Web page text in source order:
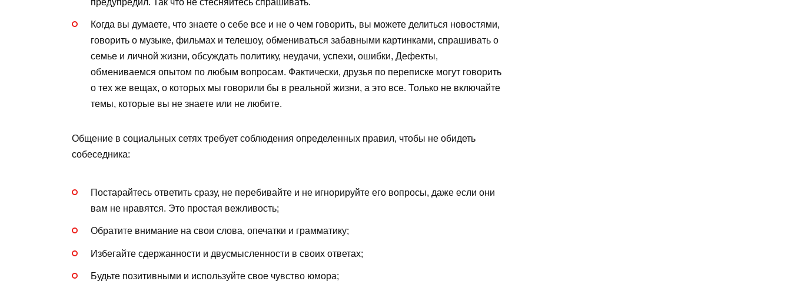
Когда вы думаете, что знаете о себе все и не о чем говорить, вы можете делиться новостями,
говорить о музыке, фильмах и телешоу, обмениваться забавными картинками, спрашивать о
семье и личной жизни, обсуждать политику, неудачи, успехи, ошибки, Дефекты,
обмениваемся опытом по любым вопросам. Фактически, друзья по переписке могут говорить
о тех же вещах, о которых мы говорили бы в реальной жизни, а это все. Только не включайте
темы, которые вы не знаете или не любите.
Общение в социальных сетях требует соблюдения определенных правил, чтобы не обидеть
собеседника:
Постарайтесь ответить сразу, не перебивайте и не игнорируйте его вопросы, даже если они
вам не нравятся. Это простая вежливость;
Обратите внимание на свои слова, опечатки и грамматику;
Избегайте сдержанности и двусмысленности в своих ответах;
Будьте позитивными и используйте свое чувство юмора;